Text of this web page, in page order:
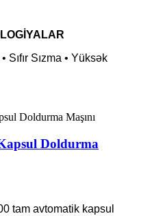
Sızma • Yüksək
Doldurma
tam avtomatik kapsul